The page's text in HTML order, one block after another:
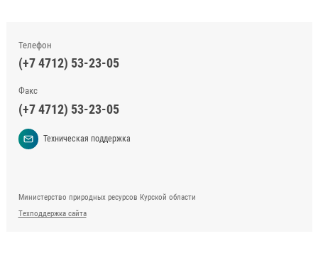
Телефон
(+7 4712) 53-23-05
Факс
(+7 4712) 53-23-05
Техническая поддержка
Министерство природных ресурсов Курской области
Техподдержка сайта